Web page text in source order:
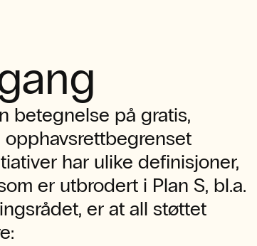
betegnelse på gratis,
har ulike definisjoner,
er utbrodert i Plan S, bl.a.
er at all støttet